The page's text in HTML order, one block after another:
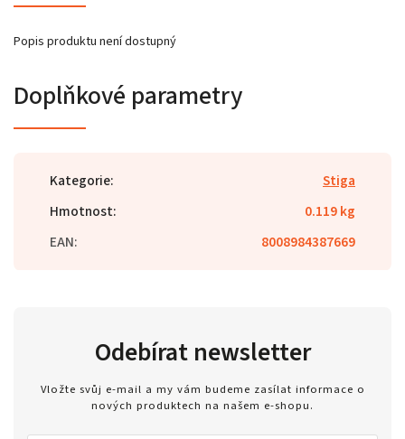
Popis produktu není dostupný
Doplňkové parametry
Kategorie:
Stiga
Hmotnost:
0.119 kg
EAN: 8008984387669
Odebírat newsletter
Vložte svůj e-mail a my vám budeme zasílat informace o
nových produktech na našem e-shopu.